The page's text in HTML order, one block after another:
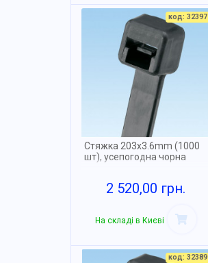
код: 32397
Стяжка 203x3.6mm (1000
шт), усепогодна чорна
2 520,00 грн.
На складі в Києві
код: 32389